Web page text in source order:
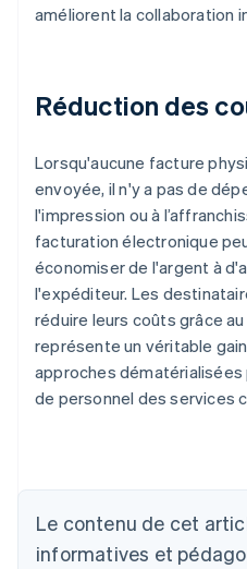
améliorent la collaboration
Réduction des
Lorsqu'aucune facture
envoyée, il n'y a pas de
l'impression ou à
facturation électronique
économiser de l'argent à
l'expéditeur. Les
réduire leurs coûts grâce
représente un véritable
approches
de personnel des services
Le contenu de cet
informatives et
Australie
Autriche
DeutschEnglish